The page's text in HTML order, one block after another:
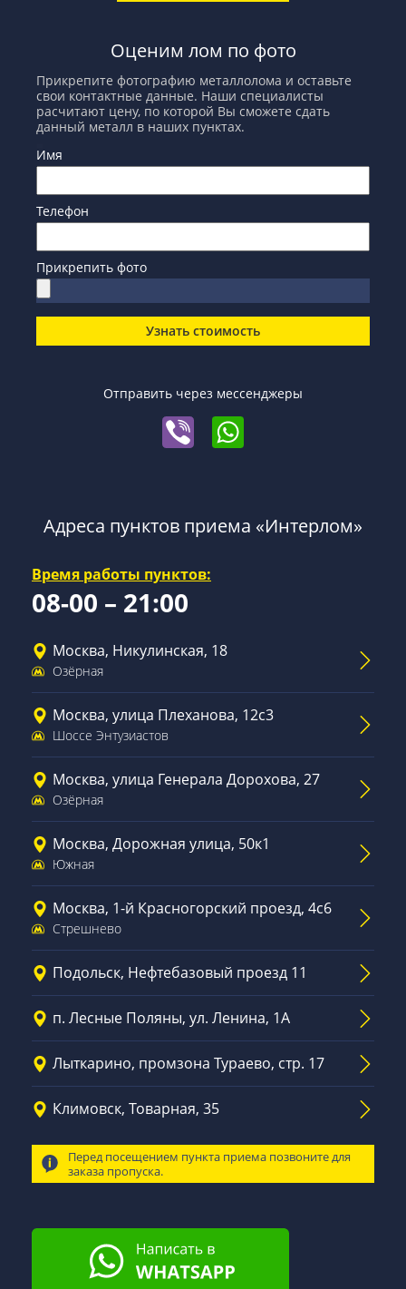
Оценим лом по фото
Прикрепите фотографию металлолома и оставьте
свои контактные данные. Наши специалисты
расчитают цену, по которой Вы сможете сдать
данный металл в наших пунктах.
Имя
Телефон
Прикрепить фото
Узнать стоимость
Отправить через мессенджеры
Адреса пунктов приема «Интерлом»
Время работы пунктов:
08-00 – 21:00
Москва, Никулинская, 18
Озёрная
Москва, улица Плеханова, 12с3
Шоссе Энтузиастов
Москва, улица Генерала Дорохова, 27
Озёрная
Москва, Дорожная улица, 50к1
Южная
Москва, 1-й Красногорский проезд, 4с6
Стрешнево
Подольск, Нефтебазовый проезд 11
п. Лесные Поляны, ул. Ленина, 1А
Лыткарино, промзона Тураево, стр. 17
Климовск, Товарная, 35
Перед посещением пункта приема позвоните для
заказа пропуска.